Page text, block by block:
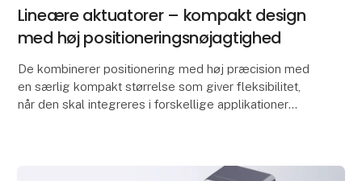
Lineære aktuatorer – kompakt design
med høj positioneringsnøjagtighed
De kombinerer positionering med høj præcision med
en særlig kompakt størrelse som giver fleksibilitet,
når den skal integreres i forskellige applikationer